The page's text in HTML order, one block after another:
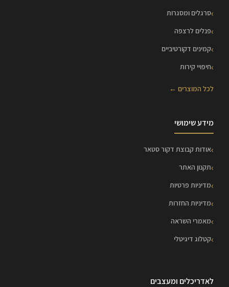
סרגלים ומסגרות
פנלים לרצפה
קמינים דקורטיביים
חיפויי קירות
לכל המוצרים ←
מידע שימושי
אודות קבוצת דקור סטאר
תקנון האתר
מדיניות פרטיות
מדיניות החזרות
מאמרי השראה
קטלוג דיגיטלי
לאדריכלים ומעצבים